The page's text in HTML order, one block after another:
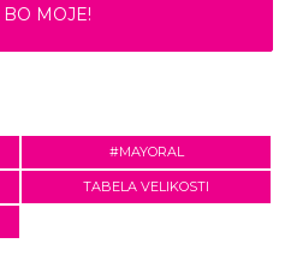
MOJE!
#MAYORAL
TABELA VELIKOSTI